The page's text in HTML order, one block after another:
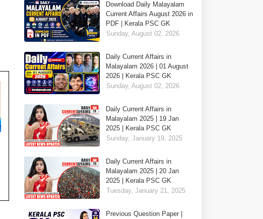
Download Daily Malayalam
Current Affairs August 2026 in
PDF | Kerala PSC GK
Sunday, August 02, 2026
Daily Current Affairs in
Malayalam 2026 | 01 August
2026 | Kerala PSC GK
Sunday, August 02, 2026
Daily Current Affairs in
Malayalam 2025 | 19 Jan
2025 | Kerala PSC GK
Sunday, January 19, 2025
Daily Current Affairs in
Malayalam 2025 | 20 Jan
2025 | Kerala PSC GK
Tuesday, January 21, 2025
Previous Question Paper |